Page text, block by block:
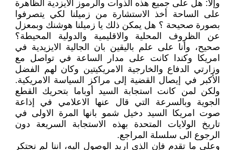
وإلا: هل على جميع هذه الذوات والرموز الايزدية الظاهرة
على الساحة أخذ الاستشارة من زميلنا لكي يتصرفوا
بصورة صحيحة ؟ هل يمكن ذلك يا زميلنا هوشنك وبمعزل
عن الظروف المحلية والاقليمية والدولية المحيطة؟
صحيح، وأنا على علم باليقين بان الجالية الايزيدية في
امريكا وكندا كانت على مدار الساعة في تواصل مع
وزارتي الدفاع والخارجية الامريكيتين وكان لهم الفضل
الأكبر في إيصال القضية إلى مراكز السياسة الامريكية.
ولكن لمن كانت استجابة السيد أوباما بتحريك القطع
الجوية وبالسرعة التي قال عنها الاعلامي في إذاعة
صوت امريكا السيد دخيل شمو بانها المرة الاولى في
تاريخ الولايات المتحدة بهذه الاستجابة السريعة دون
الرجوع الى سلسلة المراجع.
وعلى ما تقدم فإن الذي اريد الوصول اليه، اننا لم نحتكر